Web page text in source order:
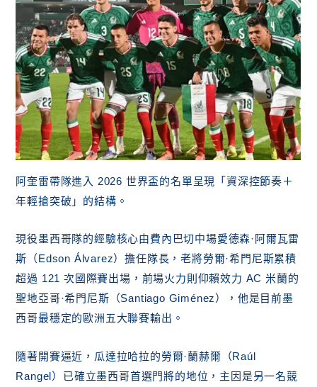
阿奎雷帶隊進入 2026 世界盃的名單呈現「資深控節奏＋
年輕搶突破」的結構。
現役墨西哥隊的經驗核心由費內巴切中場愛德森·阿爾瓦雷
斯（Edson Álvarez）擔任隊長，老將勞爾·希門尼斯累積
超過 121 次國際賽出場，前場火力則仰賴效力 AC 米蘭的
聖地亞哥·希門尼斯（Santiago Giménez），他是目前墨
西哥最穩定的歐洲五大聯賽輸出。
隨著開賽逼近，瓜達拉哈拉的勞爾·蘭赫爾（Raúl
Rangel）已確立墨西哥首選門將的地位，主因是另一名競